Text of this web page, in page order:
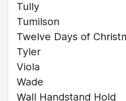
Tully
Tumilson
Twelve Days of
Tyler
Viola
Wade
Wall Handstand Hold